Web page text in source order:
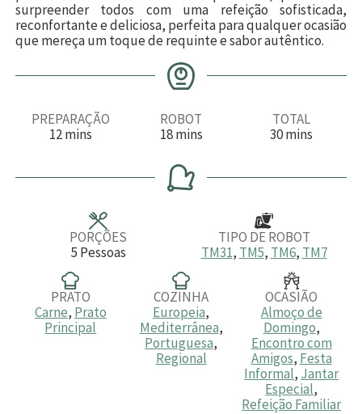
surpreender todos com uma refeição sofisticada,
reconfortante e deliciosa, perfeita para qualquer ocasião
que mereça um toque de requinte e sabor autêntico.
PREPARAÇÃO
12m
u
mins
ROBOT
18m
n
u
t
mins
TOTAL
30m
u
mins
PORÇÕES
5 Pessoas
TIPO DE ROBOT
TM31, TM5, TM6, TM7
PRATO
Carne, Prato
Principal
COZINHA
Europeia,
Mediterrânea,
Portuguesa,
Regional
OCASIÃO
Almoço de
Domingo,
Encontro com
Amigos, Festa
Informal, Jantar
Especial,
Refeição Familiar